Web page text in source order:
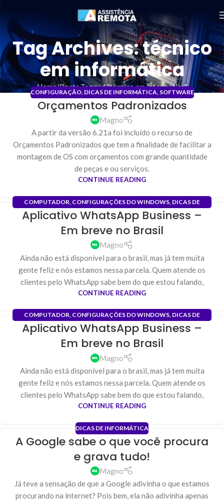
Tag Archives: técnico
em informática
Home Posts Tagged "técnico em informática"
CONFIGURAÇÃO, DICAS DE INFORMÁTICA, SOFTWARE
Orçamentos Padronizados
Magno
A partir da versão 6.21a foi incluído o recurso de
Orçamentos Padronizados que tem a finalidade de facilitar a
montagem de OS com orçamentos com grande quantidade
de peças e ou serviços.
CONTINUE READING
COMPUTADOR, CONFIGURAÇÕES DO WINDOWS, DICAS DE
INFORMÁTICA,INSTALAÇÃO DE PROGRAMAS,SOFTWARE
Aplicativo WhatsApp Business –
Em breve no Brasil
Magno
Ainda não está disponível para o brasil, mas já tem muita
gente feliz e nós estamos nessa parcela. Quem atende os
clientes pelo WhatsApp sabe bem do que estou falando,
CONTINUE READING
COMPUTADOR, CONFIGURAÇÕES DO WINDOWS, DICAS DE
INFORMÁTICA,INSTALAÇÃO DE PROGRAMAS,SOFTWARE
Aplicativo WhatsApp Business –
Em breve no Brasil
Magno
Ainda não está disponível para o brasil, mas já tem muita
gente feliz e nós estamos nessa parcela. Quem atende os
clientes pelo WhatsApp sabe bem do que estou falando,
CONTINUE READING
DICAS DE INFORMÁTICA
A Google sabe o que você procura
e grava tudo!
Magno
Já teve a sensação de que a Google adivinha o que estamos
procurando na internet? Pois bem, ela não adivinha apenas